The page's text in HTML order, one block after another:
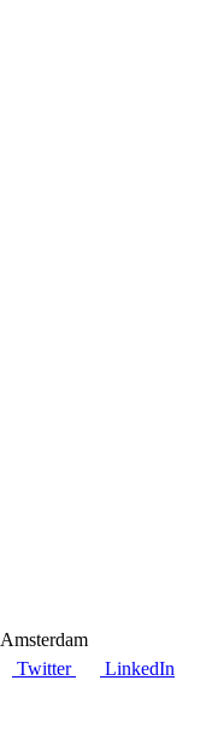
Amsterdam
Twitter LinkedIn